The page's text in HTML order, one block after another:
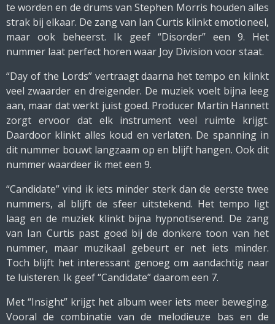
te worden en de drums van Stephen Morris houden alles
strak bij elkaar. De zang van Ian Curtis klinkt emotioneel,
maar ook beheerst. Ik geef “Disorder” een 9. Het
nummer laat perfect horen waar Joy Division voor staat.
“Day of the Lords” vertraagt daarna het tempo en klinkt
veel zwaarder en dreigender. De muziek voelt bijna leeg
aan, maar dat werkt juist goed. Producer Martin Hannett
zorgt ervoor dat elk instrument veel ruimte krijgt.
Daardoor klinkt alles koud en verlaten. De spanning in
dit nummer bouwt langzaam op en blijft hangen. Ook dit
nummer waardeer ik met een 9.
“Candidate” vind ik iets minder sterk dan de eerste twee
nummers, al blijft de sfeer uitstekend. Het tempo ligt
laag en de muziek klinkt bijna hypnotiserend. De zang
van Ian Curtis past goed bij de donkere toon van het
nummer, maar muzikaal gebeurt er net iets minder.
Toch blijft het interessant genoeg om aandachtig naar
te luisteren. Ik geef “Candidate” daarom een 7.
Met “Insight” krijgt het album weer iets meer beweging.
Vooral de combinatie van de melodieuze bas en de